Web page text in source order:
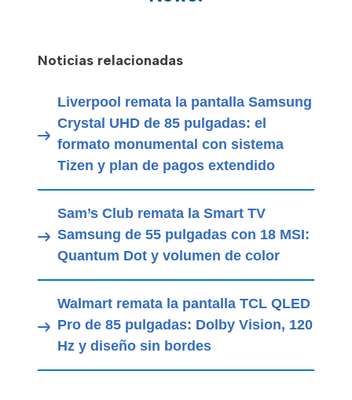
Noticias relacionadas
Liverpool remata la pantalla Samsung
Crystal UHD de 85 pulgadas: el
formato monumental con sistema
Tizen y plan de pagos extendido
Sam’s Club remata la Smart TV
Samsung de 55 pulgadas con 18 MSI:
Quantum Dot y volumen de color
Walmart remata la pantalla TCL QLED
Pro de 85 pulgadas: Dolby Vision, 120
Hz y diseño sin bordes